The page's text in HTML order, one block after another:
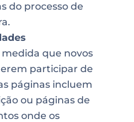
do processo de
que novos
participar de
páginas incluem
ou páginas de
onde os